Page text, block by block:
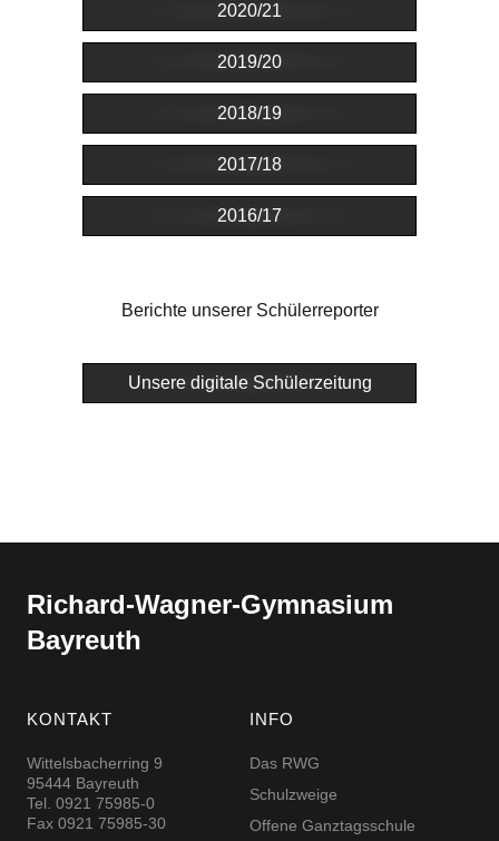
2020/21
2019/20
2018/19
2017/18
2016/17
Berichte unserer Schülerreporter
Unsere digitale Schülerzeitung
Richard-​​Wagner-​​Gymnasium
Bayreuth
KONTAKT
Wittelsbacherring 9
95444 Bayreuth
Tel. 0921 75985-0
Fax 0921 75985-30
INFO
Das RWG
Schulzweige
Offene Ganztagsschule